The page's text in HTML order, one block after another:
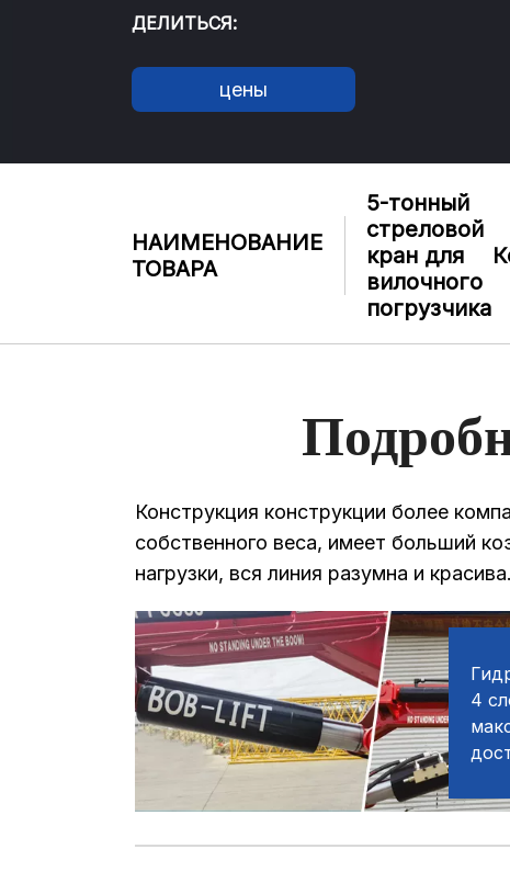
ДЕЛИТЬСЯ:
цены
НАИМЕНОВАНИЕ
ТОВАРА
5-тонный
стреловой
кран для
вилочного
погрузчика
Конструкция конструкции более
собственного веса, имеет больший
нагрузки, вся линия разумна и красива.
4